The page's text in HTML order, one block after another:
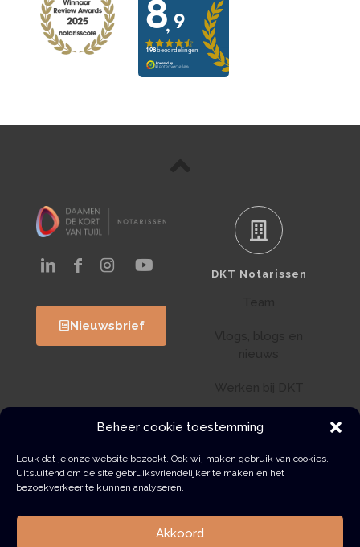
Beheer cookie toestemming
Leuk dat je onze website bezoekt. Ook wij maken gebruik van cookies.
Uitsluitend om de site gebruiksvriendelijker te maken en het
bezoekverkeer te kunnen analyseren.
Akkoord
Nieuwsbrief
DKT Notarissen
Klantenportaal
Wwft